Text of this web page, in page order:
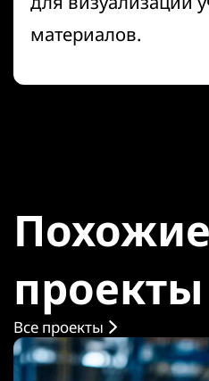
материалов.
Похожие
проекты
Все проекты